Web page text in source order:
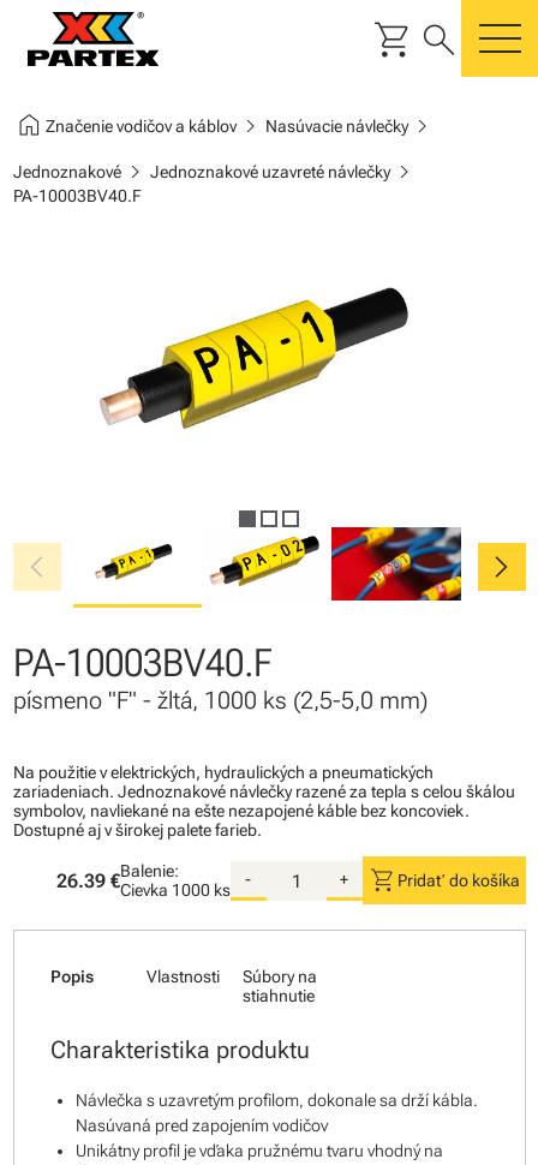
shopping_cart search
home Značenie vodičov a káblovchevron_right Nasúvacie návlečkychevron_right
Jednoznakovéchevron_right Jednoznakové uzavreté návlečkychevron_right
PA-10003BV40.F
chevron_left chevron_right
PA-10003BV40.F
písmeno "F" - žltá, 1000 ks (2,5-5,0 mm)
Na použitie v elektrických, hydraulických a pneumatických
zariadeniach. Jednoznakové návlečky razené za tepla s celou škálou
symbolov, navliekané na ešte nezapojené káble bez koncoviek.
Dostupné aj v širokej palete farieb.
26.39 €Balenie:
Cievka 1000 ks
- + shopping_cart Pridať do košíka
Popis Vlastnosti
Súbory na
stiahnutie
Charakteristika produktu
Návlečka s uzavretým profilom, dokonale sa drží kábla.
Nasúvaná pred zapojením vodičov
Unikátny profil je vďaka pružnému tvaru vhodný na